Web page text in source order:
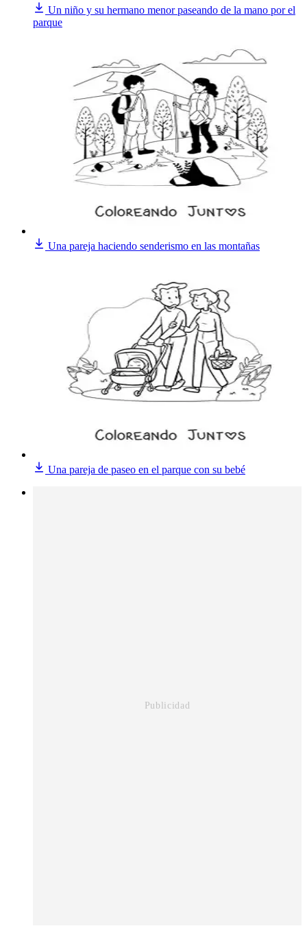
Un niño y su hermano menor paseando de la mano por el
parque
Una pareja haciendo senderismo en las montañas
Una pareja de paseo en el parque con su bebé